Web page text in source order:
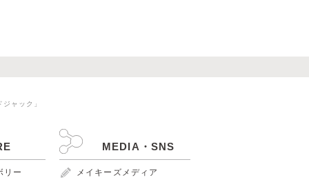
ャック」
リー
MEDIA・SNS
メイキーズメディア